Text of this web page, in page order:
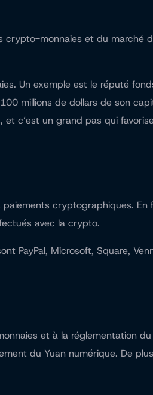
monnaies et du marché
Un exemple est le réputé
millions de dollars de son
et c’est un grand pas qui
cryptographiques. En
avec la crypto.
PayPal, Microsoft, Square,
et à la réglementation
du Yuan numérique. De